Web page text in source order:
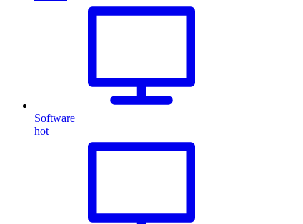
Software
hot